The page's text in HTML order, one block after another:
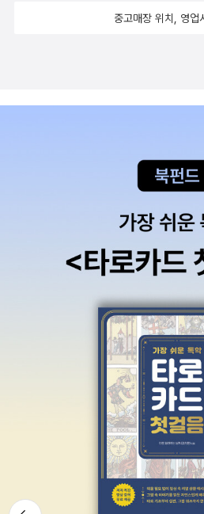
대화 시스템, 영상 처리 등 다양한 인
서비스를 고민하고 기술적 이해에
경험해보고 싶은 고등학생, 대학생 및
뒤로가
중고매장 위치, 영업